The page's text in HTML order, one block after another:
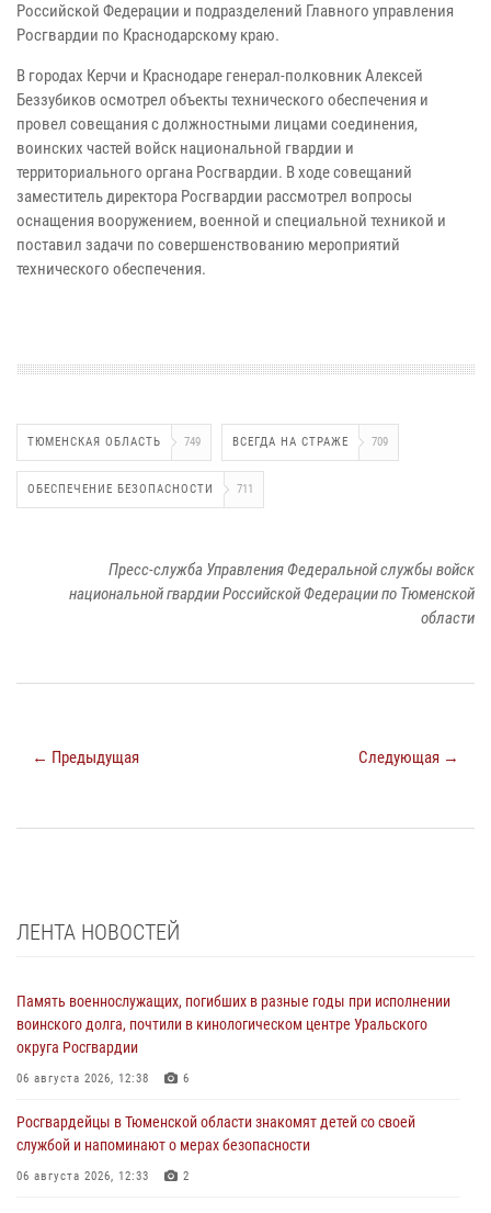
Российской Федерации и подразделений Главного управления
Росгвардии по Краснодарскому краю.
В городах Керчи и Краснодаре генерал-полковник Алексей
Беззубиков осмотрел объекты технического обеспечения и
провел совещания с должностными лицами соединения,
воинских частей войск национальной гвардии и
территориального органа Росгвардии. В ходе совещаний
заместитель директора Росгвардии рассмотрел вопросы
оснащения вооружением, военной и специальной техникой и
поставил задачи по совершенствованию мероприятий
технического обеспечения.
ТЮМЕНСКАЯ ОБЛАСТЬ 749 ВСЕГДА НА СТРАЖЕ 709
ОБЕСПЕЧЕНИЕ БЕЗОПАСНОСТИ 711
Пресс-служба Управления Федеральной службы войск
национальной гвардии Российской Федерации по Тюменской
области
← Предыдущая Следующая →
ЛЕНТА НОВОСТЕЙ
Память военнослужащих, погибших в разные годы при исполнении
воинского долга, почтили в кинологическом центре Уральского
округа Росгвардии
06 августа 2026, 12:38 6
Росгвардейцы в Тюменской области знакомят детей со своей
службой и напоминают о мерах безопасности
06 августа 2026, 12:33 2